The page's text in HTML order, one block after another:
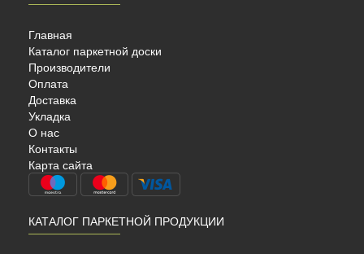
Главная
Каталог паркетной доски
Производители
Оплата
Доставка
Укладка
О нас
Контакты
Карта сайта
КАТАЛОГ ПАРКЕТНОЙ ПРОДУКЦИИ